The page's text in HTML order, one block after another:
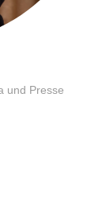
und Presse